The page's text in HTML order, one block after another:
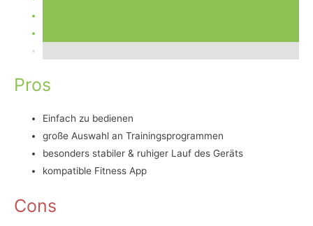
Pros
Einfach zu bedienen
große Auswahl an Trainingsprogrammen
besonders stabiler & ruhiger Lauf des Geräts
kompatible Fitness App
Cons